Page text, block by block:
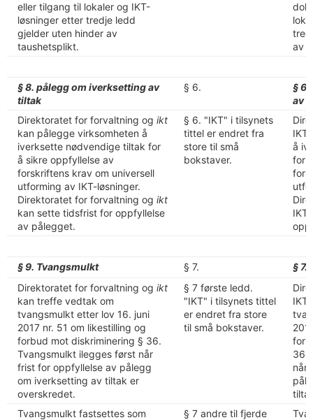
eller tilgang til lokaler og IKT-
løsninger etter tredje ledd
gjelder uten hinder av
taushetsplikt.
av
§ 8. pålegg om iverksetting av
tiltak
§ 6.
§
av
Direktoratet for forvaltning og ikt
kan pålegge virksomheten å
iverksette nødvendige tiltak for
å sikre oppfyllelse av
forskriftens krav om universell
utforming av IKT-løsninger.
Direktoratet for forvaltning og ikt
kan sette tidsfrist for oppfyllelse
av pålegget.
§ 6. "IKT" i tilsynets
tittel er endret fra
store til små
bokstaver.
IKT
å
for
IKT
§ 9. Tvangsmulkt § 7.
§ 7.
Direktoratet for forvaltning og ikt
kan treffe vedtak om
tvangsmulkt etter lov 16. juni
2017 nr. 51 om likestilling og
forbud mot diskriminering § 36.
Tvangsmulkt ilegges først når
frist for oppfyllelse av pålegg
om iverksetting av tiltak er
overskredet.
§ 7 første ledd.
"IKT" i tilsynets tittel
er endret fra store
til små bokstaver.
IKT
36.
når
Tvangsmulkt fastsettes som
§ 7 andre til fjerde